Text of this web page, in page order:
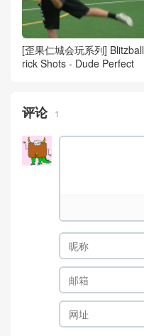
[歪果仁城会玩系列]
rick Shots - Dude Perfect
评论 1